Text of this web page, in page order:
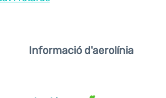
Informació d'aerolínia